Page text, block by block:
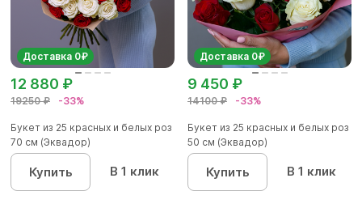
Доставка 0₽
19250 ₽ -33%
12 880 ₽
Букет из 25 красных и белых роз
70 см (Эквадор)
Купить В 1 клик
Доставка 0₽
14100 ₽ -33%
9 450 ₽
Букет из 25 красных и белых роз
50 см (Эквадор)
Купить В 1 клик